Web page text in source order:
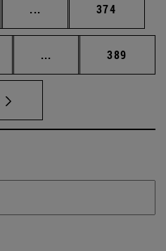
... Páginas intermedias
Página
374
... Páginas intermedias
Página
389